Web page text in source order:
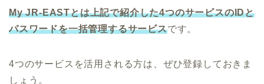
My JR-EASTとは上記で紹介した4つのサービスのIDと
パスワードを一括管理するサービスです。
4つのサービスを活用される方は、ぜひ登録しておきま
しょう。